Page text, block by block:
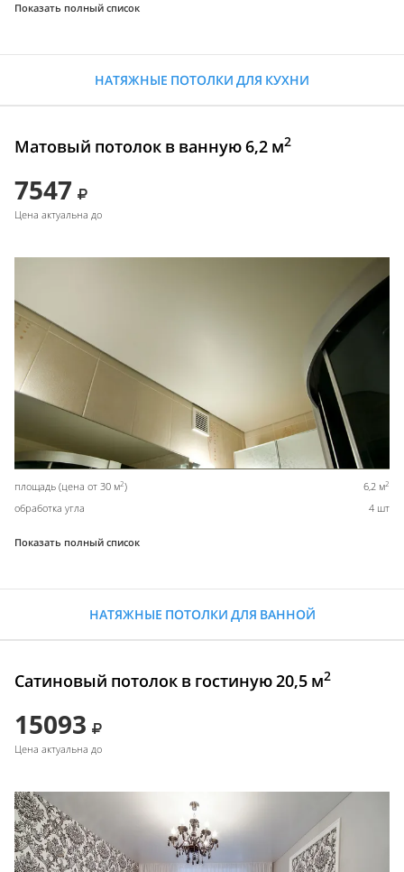
Показать полный список
НАТЯЖНЫЕ ПОТОЛКИ ДЛЯ КУХНИ
Матовый потолок в ванную 6,2 м2
7547
Цена актуальна до
площадь (цена от 30 м2) 6,2 м2
обработка угла 4 шт
Показать полный список
НАТЯЖНЫЕ ПОТОЛКИ ДЛЯ ВАННОЙ
Сатиновый потолок в гостиную 20,5 м2
15093
Цена актуальна до